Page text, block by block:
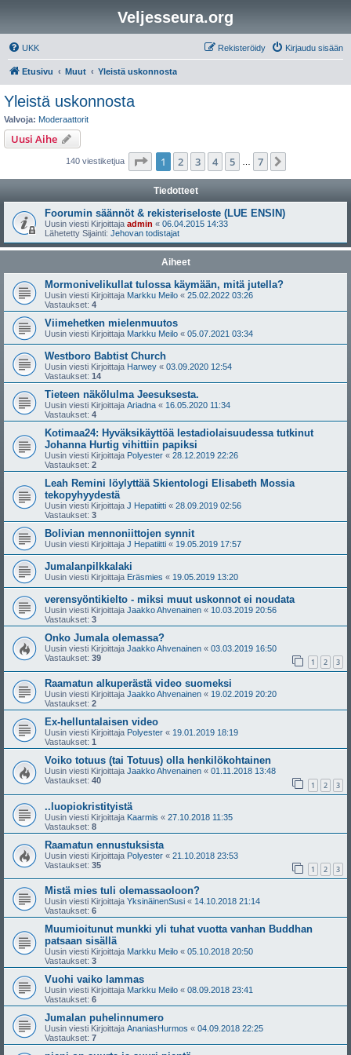
Veljesseura.org
UKK Kirjaudu sisään
Rekisteröidy
Etusivu Muut Yleistä uskonnosta
Yleistä uskonnosta
Valvoja: Moderaattorit
Uusi Aihe
140 viestiketjua Sivu /7
1 2 3 4 5 7
Tiedotteet
Foorumin säännöt & rekisteriseloste (LUE ENSIN)
Uusin viesti Kirjoittaja admin « 06.04.2015 14:33
Lähetetty Sijainti: Jehovan todistajat
Aiheet
Mormonivelikullat tulossa käymään, mitä jutella?
Uusin viesti Kirjoittaja Markku Meilo « 25.02.2022 03:26
Vastaukset: 4
Viimehetken mielenmuutos
Uusin viesti Kirjoittaja Markku Meilo « 05.07.2021 03:34
Westboro Babtist Church
Uusin viesti Kirjoittaja Harwey « 03.09.2020 12:54
Vastaukset: 14
Tieteen näkölulma Jeesuksesta.
Uusin viesti Kirjoittaja Ariadna « 16.05.2020 11:34
Vastaukset: 4
Kotimaa24: Hyväksikäyttöä lestadiolaisuudessa tutkinut
Johanna Hurtig vihittiin papiksi
Uusin viesti Kirjoittaja Polyester « 28.12.2019 22:26
Vastaukset: 2
Leah Remini löylyttää Skientologi Elisabeth Mossia
tekopyhyydestä
Uusin viesti Kirjoittaja J Hepatiitti « 28.09.2019 02:56
Vastaukset: 3
Bolivian mennoniittojen synnit
Uusin viesti Kirjoittaja J Hepatiitti « 19.05.2019 17:57
Jumalanpilkkalaki
Uusin viesti Kirjoittaja Eräsmies « 19.05.2019 13:20
verensyöntikielto - miksi muut uskonnot ei noudata
Uusin viesti Kirjoittaja Jaakko Ahvenainen « 10.03.2019 20:56
Vastaukset: 3
Onko Jumala olemassa?
Uusin viesti Kirjoittaja Jaakko Ahvenainen « 03.03.2019 16:50
Vastaukset: 39 1 2 3
Raamatun alkuperästä video suomeksi
Uusin viesti Kirjoittaja Jaakko Ahvenainen « 19.02.2019 20:20
Vastaukset: 2
Ex-helluntalaisen video
Uusin viesti Kirjoittaja Polyester « 19.01.2019 18:19
Vastaukset: 1
Voiko totuus (tai Totuus) olla henkilökohtainen
Uusin viesti Kirjoittaja Jaakko Ahvenainen « 01.11.2018 13:48
Vastaukset: 40 1 2 3
..luopiokristityistä
Uusin viesti Kirjoittaja Kaarmis « 27.10.2018 11:35
Vastaukset: 8
Raamatun ennustuksista
Uusin viesti Kirjoittaja Polyester « 21.10.2018 23:53
Vastaukset: 35 1 2 3
Mistä mies tuli olemassaoloon?
Uusin viesti Kirjoittaja YksinäinenSusi « 14.10.2018 21:14
Vastaukset: 6
Muumioitunut munkki yli tuhat vuotta vanhan Buddhan
patsaan sisällä
Uusin viesti Kirjoittaja Markku Meilo « 05.10.2018 20:50
Vastaukset: 3
Vuohi vaiko lammas
Uusin viesti Kirjoittaja Markku Meilo « 08.09.2018 23:41
Vastaukset: 6
Jumalan puhelinnumero
Uusin viesti Kirjoittaja AnaniasHurmos « 04.09.2018 22:25
Vastaukset: 7